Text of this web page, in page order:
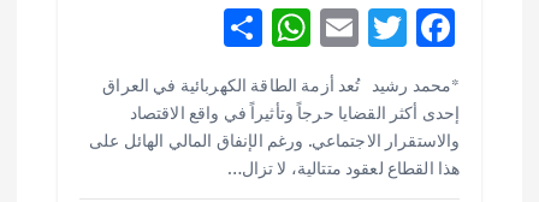
F
e
b
o
T
w
it
te
r
E
m
ai
l
W
h
at
s
A
S
h
ar
e
*محمد رشيد تُعد أزمة الطاقة الكهربائية في العراق
إحدى أكثر القضايا حرجاً وتأثيراً في واقع الاقتصاد
والاستقرار الاجتماعي. ورغم الإنفاق المالي الهائل على
هذا القطاع لعقود متتالية، لا تزال…
ثقافة وفنون
اختتام ورشة السينوغرافيا في مدينة كلباء الاماراتية
أغسطس 3, 2026